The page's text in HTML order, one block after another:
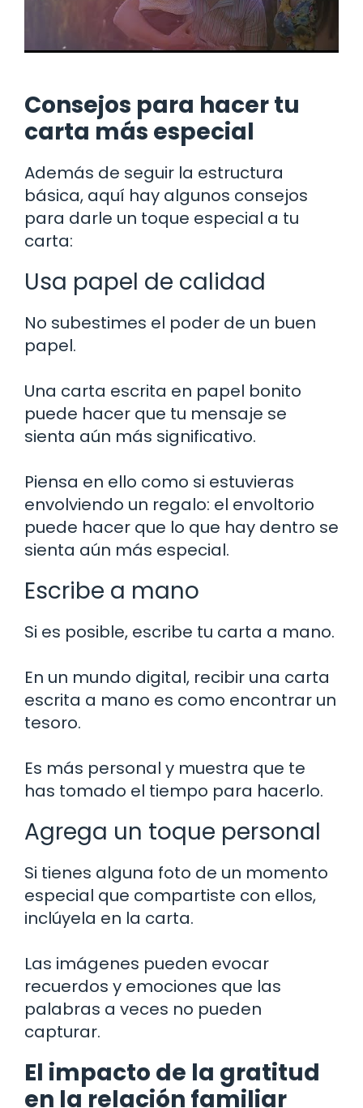
Consejos para hacer tu
carta más especial
Además de seguir la estructura
básica, aquí hay algunos consejos
para darle un toque especial a tu
carta:
Usa papel de calidad
No subestimes el poder de un buen
papel.
Una carta escrita en papel bonito
puede hacer que tu mensaje se
sienta aún más significativo.
Piensa en ello como si estuvieras
envolviendo un regalo: el envoltorio
puede hacer que lo que hay dentro se
sienta aún más especial.
Escribe a mano
Si es posible, escribe tu carta a mano.
En un mundo digital, recibir una carta
escrita a mano es como encontrar un
tesoro.
Es más personal y muestra que te
has tomado el tiempo para hacerlo.
Agrega un toque personal
Si tienes alguna foto de un momento
especial que compartiste con ellos,
inclúyela en la carta.
Las imágenes pueden evocar
recuerdos y emociones que las
palabras a veces no pueden
capturar.
El impacto de la gratitud
en la relación familiar